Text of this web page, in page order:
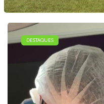
DESTAQUES